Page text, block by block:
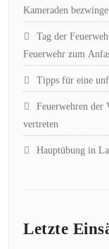
Kameraden
Tag der
Feuerwehr zum
Tipps für eine
Feuerwehren der
vertreten
Hauptübung in
Letzte